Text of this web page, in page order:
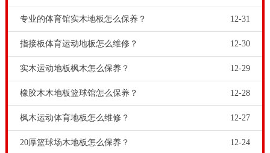
专业的体育馆实木地板怎么保养？ 12-31
指接板体育运动地板怎么维修？ 12-30
实木运动地板枫木怎么保养？ 12-29
橡胶木木地板篮球馆怎么保养？ 12-28
枫木运动体育地板怎么维修？ 12-27
20厚篮球场木地板怎么保养？ 12-24